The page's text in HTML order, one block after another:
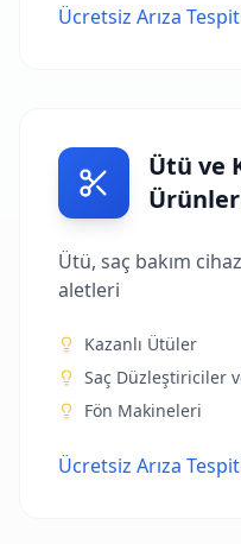
Ücretsiz Arıza
Ütü ve
Ütü, saç bakım
aletleri
Kazanlı Ütüler
Saç Düzleştiriciler
Fön Makineleri
Ücretsiz Arıza